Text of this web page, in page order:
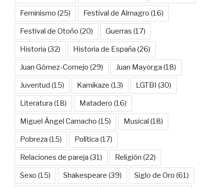
Feminismo (25) Festival de Almagro (16)
Festival de Otoño (20) Guerras (17)
Historia (32) Historia de España (26)
Juan Gómez-Cornejo (29) Juan Mayorga (18)
Juventud (15) Kamikaze (13) LGTBI (30)
Literatura (18) Matadero (16)
Miguel Ángel Camacho (15) Musical (18)
Pobreza (15) Política (17)
Relaciones de pareja (31) Religión (22)
Sexo (15) Shakespeare (39) Siglo de Oro (61)